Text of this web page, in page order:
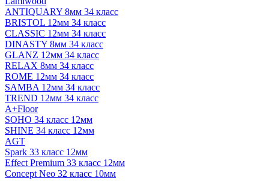
ANTIQUARY 8мм 34 класс
BRISTOL 12мм 34 класс
CLASSIC 12мм 34 класс
DINASTY 8мм 34 класс
GLANZ 12мм 34 класс
RELAX 8мм 34 класс
ROME 12мм 34 класс
SAMBA 12мм 34 класс
TREND 12мм 34 класс
A+Floor
SOHO 34 класс 12мм
SHINE 34 класс 12мм
AGT
Spark 33 класс 12мм
Effect Premium 33 класс 12мм
Concept Neo 32 класс 10мм